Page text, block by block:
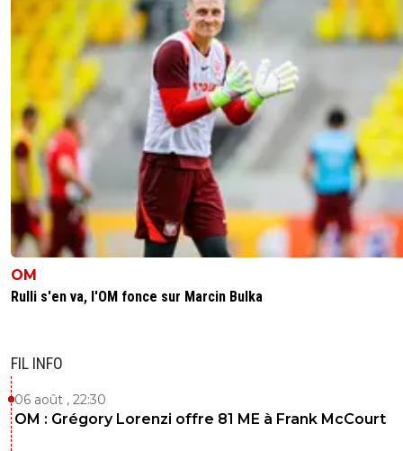
OM
Rulli s'en va, l'OM fonce sur Marcin Bulka
FIL INFO
06 août , 22:30
OM : Grégory Lorenzi offre 81 ME à Frank McCourt